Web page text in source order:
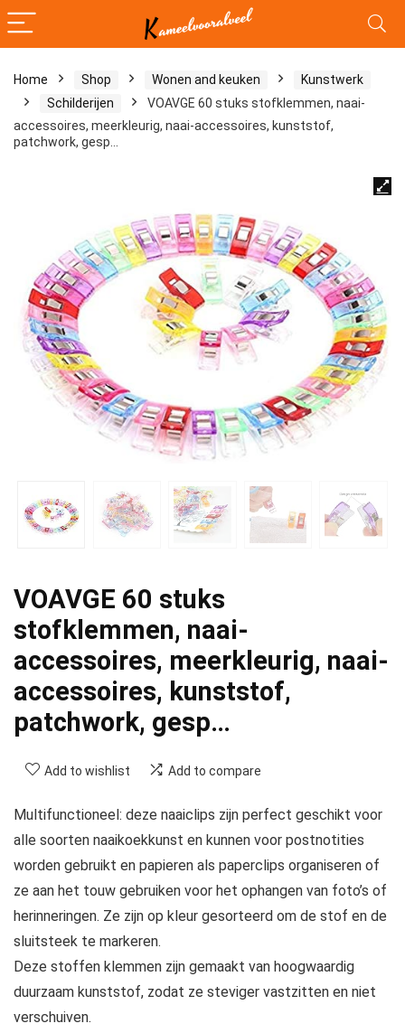
Home Shop Wonen and keuken
Kunstwerk
Schilderijen
VOAVGE 60 stuks stofklemmen, naai-
accessoires, meerkleurig, naai-accessoires, kunststof,
patchwork, gesp…
VOAVGE 60 stuks
stofklemmen, naai-
accessoires, meerkleurig, naai-
accessoires, kunststof,
patchwork, gesp…
Add to wishlist Add to compare
Multifunctioneel: deze naaiclips zijn perfect geschikt voor
alle soorten naaikoekkunst en kunnen voor postnotities
worden gebruikt en papieren als paperclips organiseren of
ze aan het touw gebruiken voor het ophangen van foto’s of
herinneringen. Ze zijn op kleur gesorteerd om de stof en de
sluitsteek te markeren.
Deze stoffen klemmen zijn gemaakt van hoogwaardig
duurzaam kunststof, zodat ze steviger vastzitten en niet
verschuiven.